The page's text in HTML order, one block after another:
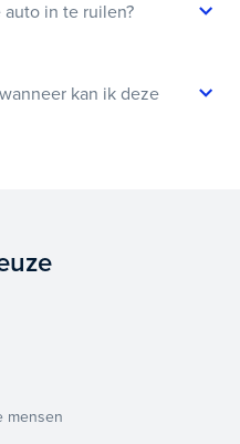
in te ruilen?
kan ik deze
mensen